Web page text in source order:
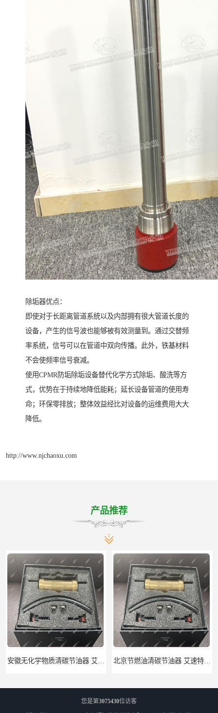
除垢器优点：
即使对于长距离管道系统以及内部拥有很大管道长度的
设备，产生的信号波也能够被有效测量到。通过交替频
率系统，信号可以在管道中双向传播。此外，铁基材料
不会使频率信号衰减。
使用CPMR防垢除垢设备替代化学方式除垢、酸洗等方
式，优势在于持续地降低能耗；延长设备管道的使用寿
命；环保零排放；整体效益经比对设备的运维费用大大
降低。
http://www.njchaoxu.com
产品推荐
您是第3075430位访客